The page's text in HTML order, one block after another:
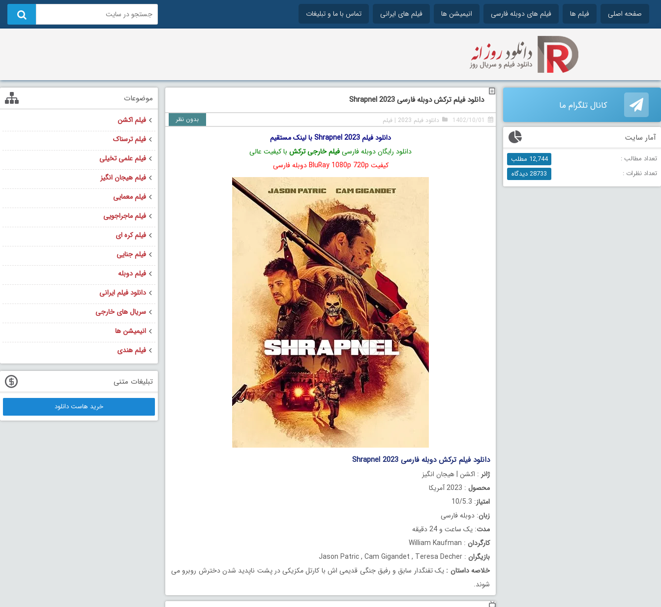
صفحه اصلی فیلم ها فیلم های دوبله فارسی انیمیشن ها فیلم های ایرانی تماس با ما و تبلیغات
دانلود فیلم ترکش دوبله فارسی Shrapnel 2023
1402/10/01 دانلود فیلم 2023 | فیلم بدون نظر
دانلود فیلم Shrapnel 2023 با لینک مستقیم
دانلود رایگان دوبله فارسیفیلم خارجی ترکش با کیفیت عالی
کیفیت BluRay 1080p 720p دوبله فارسی
دانلود فیلم ترکش دوبله فارسی Shrapnel 2023
ژانر : اکشن | هیجان انگیز
محصول : 2023 آمریکا
امتیاز: 10/5.3
زبان: دوبله فارسی
مدت: یک ساعت و 24 دقیقه
کارگردان : William Kaufman
بازیگران : Jason Patric , Cam Gigandet , Teresa Decher
خلاصه داستان : یک تفنگدار سابق و رفیق جنگی قدیمی اش با کارتل مکزیکی در پشت ناپدید شدن دخترش روبرو می
شوند.
کانال تلگرام ما
آمار سایت
تعداد مطالب :
12,744 مطلب
تعداد نظرات :
28733 دیدگاه
موضوعات
فیلم اکشن
فیلم ترسناک
فیلم علمی تخیلی
فیلم هیجان انگیز
فیلم معمایی
فیلم ماجراجویی
فیلم کره ای
فیلم جنایی
فیلم دوبله
دانلود فیلم ایرانی
سریال های خارجی
انیمیشن ها
فیلم هندی
تبلیغات متنی
خرید هاست دانلود